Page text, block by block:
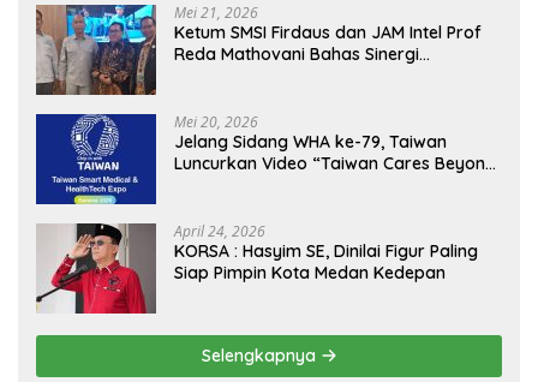
Mei 21, 2026
Ketum SMSI Firdaus dan JAM Intel Prof
Reda Mathovani Bahas Sinergi
MBG, Perkuat Pengawasan Program
Pemerintah
Mei 20, 2026
Jelang Sidang WHA ke-79, Taiwan
Luncurkan Video “Taiwan Cares Beyond
April 24, 2026
KORSA : Hasyim SE, Dinilai Figur Paling
Siap Pimpin Kota Medan Kedepan
Selengkapnya